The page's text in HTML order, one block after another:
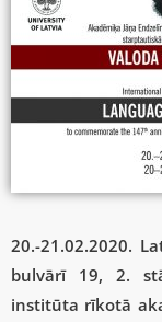
20.-21.02.2020.
bulvārī 19, 2.
institūta rīkotā